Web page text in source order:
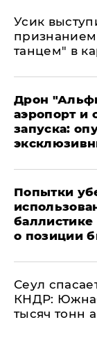
Усик
танцем" в
Дрон
аэропорт и
запуска:
Попытки
о позиции
​Сеул
КНДР:
тысяч тонн